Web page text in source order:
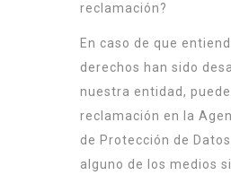
reclamación?
En caso de que
derechos han sido
nuestra entidad,
reclamación en la
de Protección de
alguno de los medios